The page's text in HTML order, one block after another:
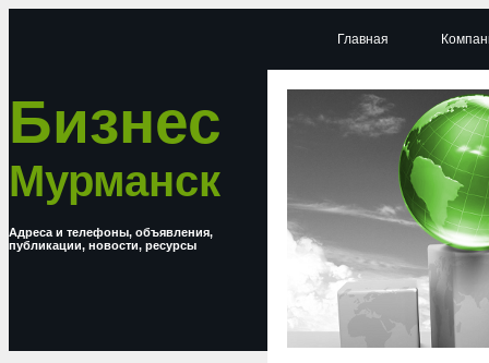
Бизнес
Мурманск
Адреса и телефоны, объявления,
публикации, новости, ресурсы
Главная